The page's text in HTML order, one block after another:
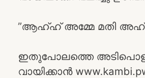
​”ആഹ്ഹ് അമ്മേ മതി
ഇതുപോലത്തെ
വായിക്കാൻ